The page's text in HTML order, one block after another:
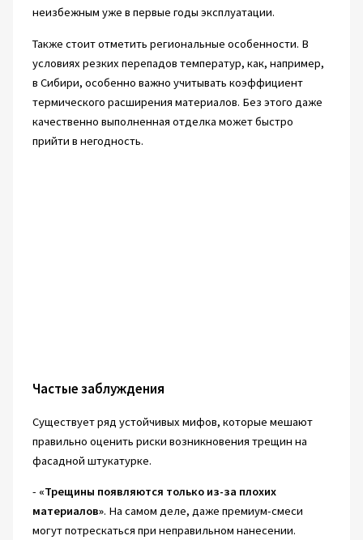
неизбежным уже в первые годы эксплуатации.
Также стоит отметить региональные особенности. В
условиях резких перепадов температур, как, например,
в Сибири, особенно важно учитывать коэффициент
термического расширения материалов. Без этого даже
качественно выполненная отделка может быстро
прийти в негодность.
Частые заблуждения
Существует ряд устойчивых мифов, которые мешают
правильно оценить риски возникновения трещин на
фасадной штукатурке.
- «Трещины появляются только из-за плохих
материалов». На самом деле, даже премиум-смеси
могут потрескаться при неправильном нанесении.